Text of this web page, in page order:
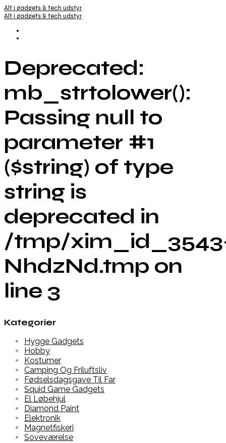
Alt i gadgets & tech udstyr
Alt i gadgets & tech udstyr
Deprecated:
mb_strtolower():
Passing null to
parameter #1
($string) of type
string is
deprecated in
/tmp/
NhdzNd.tmp on
line 3
Kategorier
Hygge Gadgets
Hobby
Kostumer
Camping Og Friluftsliv
Fødselsdagsgave Til Far
Squid Game Gadgets
El Løbehjul
Diamond Paint
Elektronik
Magnetfiskeri
Soveværelse